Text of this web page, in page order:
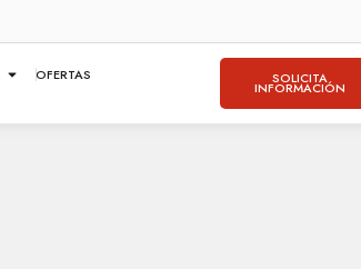
OFERTAS
SOLICITA
INFORMACIÓN